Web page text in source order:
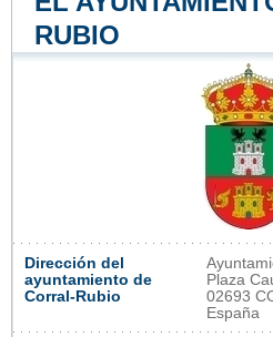
RUBIO
Dirección del
ayuntamiento de
Corral-Rubio
Plaza
02693
España